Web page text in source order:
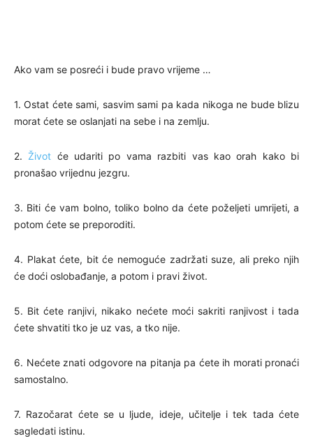
Ako vam se posreći i bude pravo vrijeme …
1. Ostat ćete sami, sasvim sami pa kada nikoga ne bude blizu
morat ćete se oslanjati na sebe i na zemlju.
2.Život će udariti po vama razbiti vas kao orah kako bi
pronašao vrijednu jezgru.
3. Biti će vam bolno, toliko bolno da ćete poželjeti umrijeti, a
potom ćete se preporoditi.
4. Plakat ćete, bit će nemoguće zadržati suze, ali preko njih
će doći oslobađanje, a potom i pravi život.
5. Bit ćete ranjivi, nikako nećete moći sakriti ranjivost i tada
ćete shvatiti tko je uz vas, a tko nije.
6. Nećete znati odgovore na pitanja pa ćete ih morati pronaći
samostalno.
7. Razočarat ćete se u ljude, ideje, učitelje i tek tada ćete
sagledati istinu.